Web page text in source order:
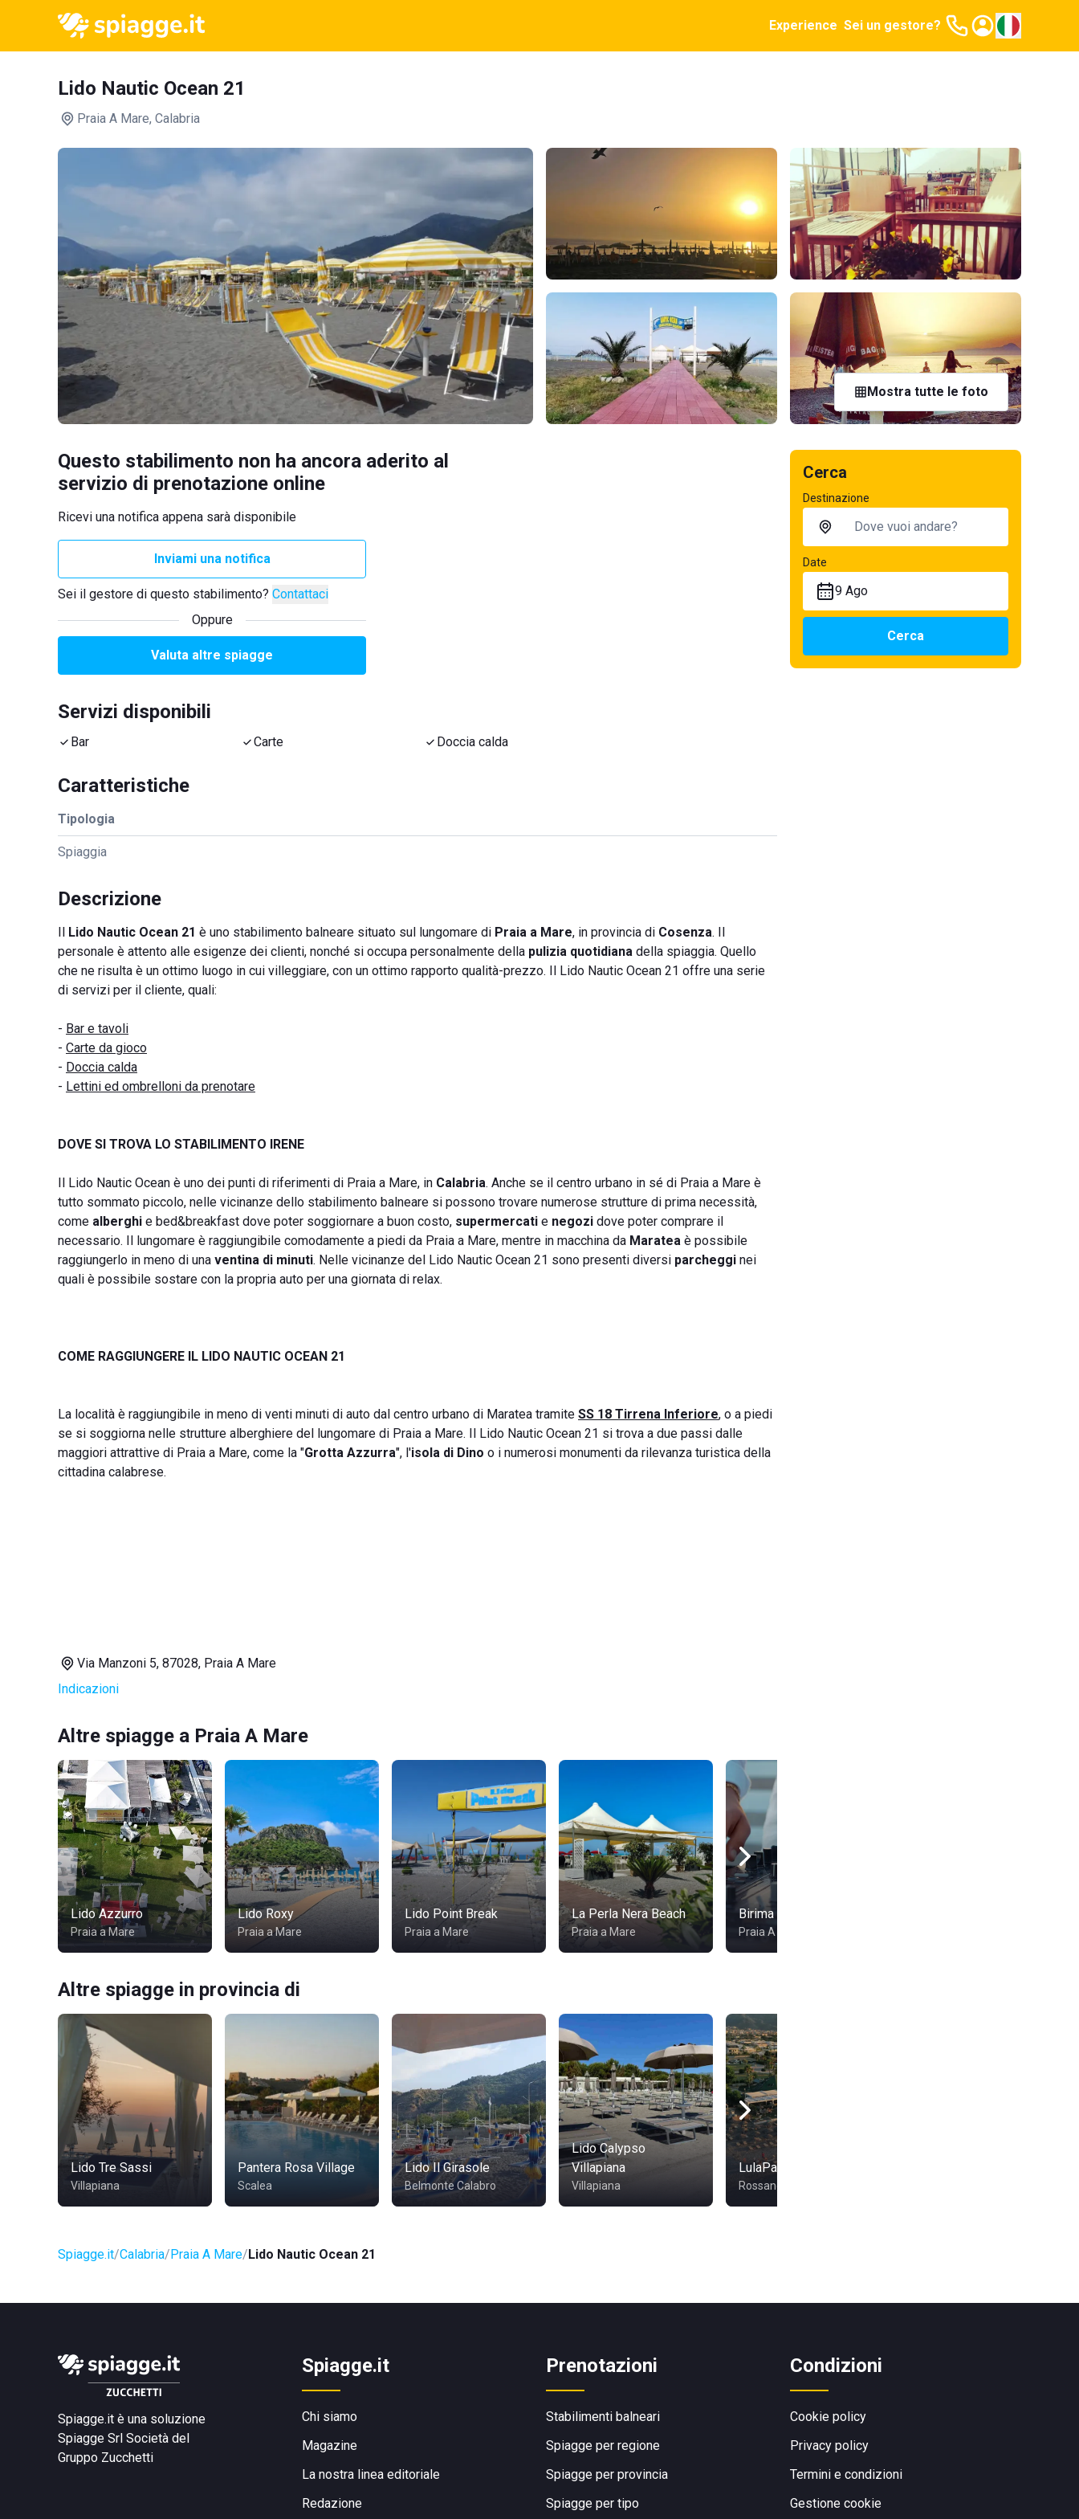
Experience Sei un gestore?
Lido Nautic Ocean 21
Praia A Mare, Calabria
Mostra tutte le foto
Questo stabilimento non ha ancora aderito al
servizio di prenotazione online
Ricevi una notifica appena sarà disponibile
Inviami una notifica
Sei il gestore di questo stabilimento? Contattaci
Oppure
Valuta altre spiagge
Servizi disponibili
Bar Carte Doccia calda
Caratteristiche
Tipologia
Spiaggia
Descrizione
Il Lido Nautic Ocean 21 è uno stabilimento balneare situato sul lungomare di Praia a Mare, in provincia di Cosenza. Il
personale è attento alle esigenze dei clienti, nonché si occupa personalmente della pulizia quotidiana della spiaggia. Quello
che ne risulta è un ottimo luogo in cui villeggiare, con un ottimo rapporto qualità-prezzo. Il Lido Nautic Ocean 21 offre una serie
di servizi per il cliente, quali:
- Bar e tavoli
- Carte da gioco
- Doccia calda
- Lettini ed ombrelloni da prenotare
DOVE SI TROVA LO STABILIMENTO IRENE
Il Lido Nautic Ocean è uno dei punti di riferimenti di Praia a Mare, in Calabria. Anche se il centro urbano in sé di Praia a Mare è
tutto sommato piccolo, nelle vicinanze dello stabilimento balneare si possono trovare numerose strutture di prima necessità,
come alberghi e bed&breakfast dove poter soggiornare a buon costo, supermercati e negozi dove poter comprare il
necessario. Il lungomare è raggiungibile comodamente a piedi da Praia a Mare, mentre in macchina da Maratea è possibile
raggiungerlo in meno di una ventina di minuti. Nelle vicinanze del Lido Nautic Ocean 21 sono presenti diversi parcheggi nei
quali è possibile sostare con la propria auto per una giornata di relax.
COME RAGGIUNGERE IL LIDO NAUTIC OCEAN 21
La località è raggiungibile in meno di venti minuti di auto dal centro urbano di Maratea tramite SS 18 Tirrena Inferiore, o a piedi
se si soggiorna nelle strutture alberghiere del lungomare di Praia a Mare. Il Lido Nautic Ocean 21 si trova a due passi dalle
maggiori attrattive di Praia a Mare, come la "Grotta Azzurra", l'isola di Dino o i numerosi monumenti da rilevanza turistica della
cittadina calabrese.
Via Manzoni 5, 87028, Praia A Mare
Indicazioni
Altre spiagge a Praia A Mare
Lido Azzurro
Praia a Mare
Lido Roxy
Praia a Mare
Lido Point Break
Praia a Mare
La Perla Nera Beach
Praia a Mare
Birima Glamour Beach
Praia A Mare
Altre spiagge in provincia di
Lido Tre Sassi
Villapiana
Pantera Rosa Village
Scalea
Lido Il Girasole
Belmonte Calabro
Lido Calypso
Villapiana
Villapiana
LulaPaluza
Rossano
Spiagge.it Calabria Praia A Mare Lido Nautic Ocean 21
Cerca
Destinazione
Date
9 Ago
Cerca
Spiagge.it è una soluzione
Spiagge Srl Società del
Gruppo Zucchetti
Spiagge.it
Chi siamo
Magazine
La nostra linea editoriale
Redazione
Prenotazioni
Stabilimenti balneari
Spiagge per regione
Spiagge per provincia
Spiagge per tipo
Condizioni
Cookie policy
Privacy policy
Termini e condizioni
Gestione cookie